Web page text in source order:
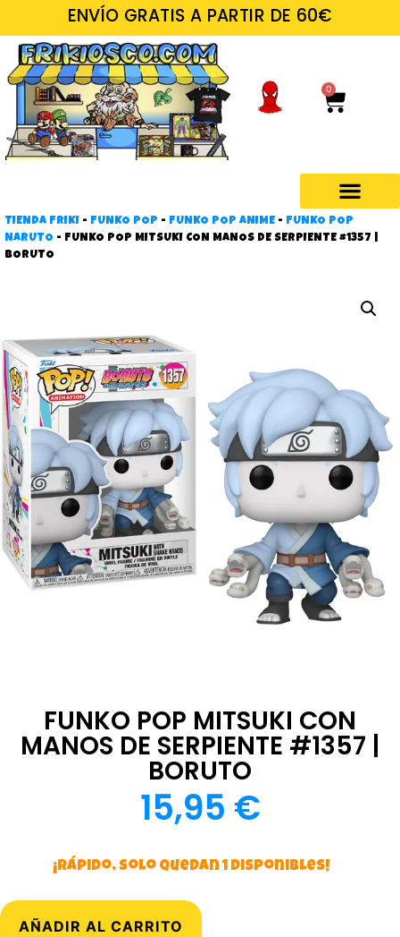
ENVÍO GRATIS A PARTIR DE 60€
0
TIENDA FRIKI - FUNKO POP - FUNKO POP ANIME - FUNKO POP
NARUTO - FUNKO POP MITSUKI CON MANOS DE SERPIENTE #1357 |
BORUTO
FUNKO POP MITSUKI CON
MANOS DE SERPIENTE #1357 |
BORUTO
15,95 €
¡Rápido, solo quedan 1 disponibles!
AÑADIR AL CARRITO